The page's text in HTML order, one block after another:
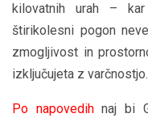
kilovatnih urah –
štirikolesni pogon
zmogljivost in
izključujeta z varčnostjo.
Po napovedihnaj bi